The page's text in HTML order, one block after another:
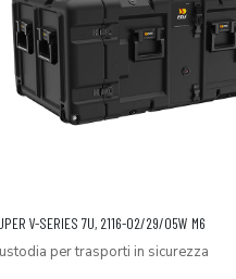
V-SERIES 7U, 2116-02/29/05W M6
per trasporti in sicurezza